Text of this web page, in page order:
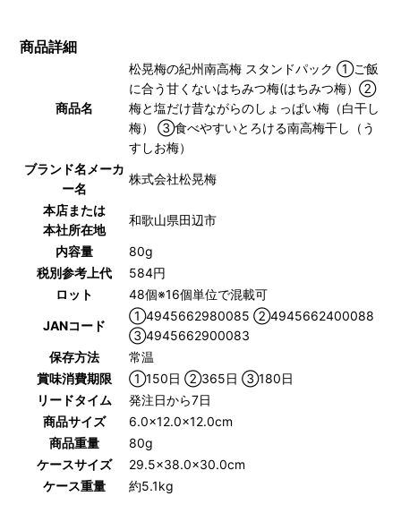
商品詳細
商品名
松晃梅の紀州南高梅 スタンドパック ①ご飯
に合う甘くないはちみつ梅(はちみつ梅）②
梅と塩だけ昔ながらのしょっぱい梅（白干し
梅） ③食べやすいとろける南高梅干し（う
すしお梅）
ブランド名メーカ
ー名
株式会社松晃梅
本店または
本社所在地
和歌山県田辺市
内容量
80g
税別参考上代
584円
ロット
48個※16個単位で混載可
JANコード
①4945662980085 ②4945662400088
③4945662900083
保存方法
常温
賞味消費期限
①150日 ②365日 ③180日
リードタイム
発注日から7日
商品サイズ
6.0×12.0×12.0cm
商品重量
80g
ケースサイズ
29.5×38.0×30.0cm
ケース重量
約5.1kg